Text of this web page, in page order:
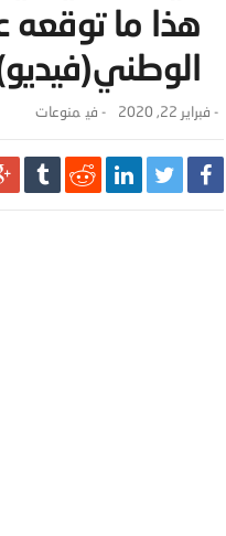
هذا ما توقعه
- فبراير 22, 2020 - ‎في منوعات